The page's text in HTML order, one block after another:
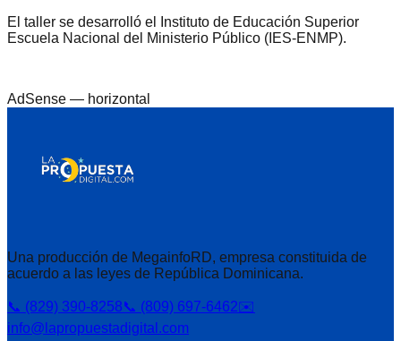
El taller se desarrolló el Instituto de Educación Superior
Escuela Nacional del Ministerio Público (IES-ENMP).
AdSense — horizontal
Una producción de MegainfoRD, empresa constituida de
acuerdo a las leyes de República Dominicana.
📞 (829) 390-8258📞 (809) 697-6462✉️
info@lapropuestadigital.com